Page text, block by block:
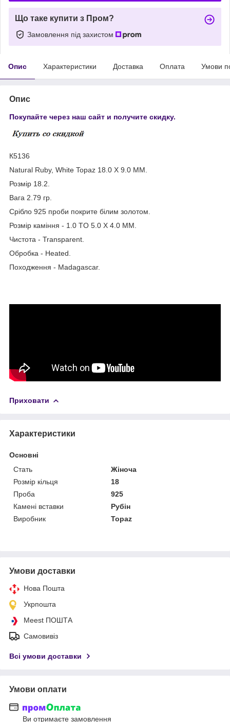
Що таке купити з Пром?
Замовлення під захистом
Опис Характеристики Доставка Оплата Умови
Опис
Покупайте через наш сайт и получите скидку.
К5136
Natural Ruby, White Topaz 18.0 X 9.0 MM.
Розмір 18.2.
Вага 2.79 гр.
Срібло 925 проби покрите білим золотом.
Розмір каміння - 1.0 TO 5.0 X 4.0 MM.
Чистота - Transparent.
Обробка - Heated.
Походження - Madagascar.
Приховати
Характеристики
Основні
Стать
Жіноча
Розмір кільця
18
Проба
925
Камені вставки
Рубін
Виробник
Topaz
Умови доставки
Нова Пошта
Укрпошта
Meest ПОШТА
Самовивіз
Всі умови доставки
Умови оплати
Ви отримаєте замовлення